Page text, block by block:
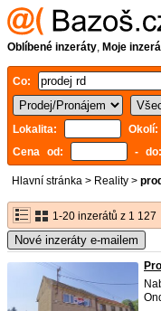
Oblíbené inzeráty, Moje
Co:
Lokalita: Okolí:
Cena od:
-
Hlavní stránka > Reality >
1-20 inzerátů z 1 127
Nové inzeráty e-mailem